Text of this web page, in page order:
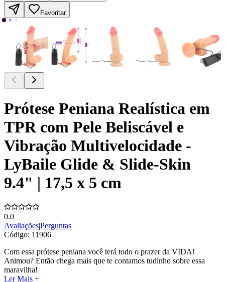
Favoritar
Prótese Peniana Realística em
TPR com Pele Beliscável e
Vibração Multivelocidade -
LyBaile Glide & Slide-Skin
9.4" | 17,5 x 5 cm
0.0
Avaliações|Perguntas
Código: 11906
Com essa prótese peniana você terá todo o prazer da VIDA!
Animou? Então chega mais que te contamos tudinho sobre essa
maravilha!
Ler Mais +